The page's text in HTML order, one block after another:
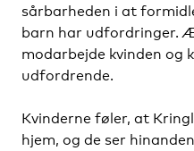
sårbarheden i at
barn har udfordringer.
modarbejde kvinden og
udfordrende.
Kvinderne føler, at
hjem, og de ser